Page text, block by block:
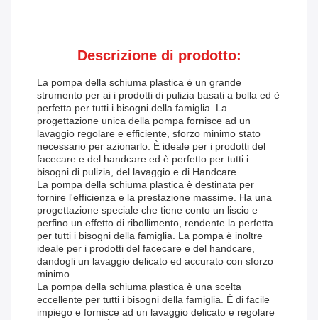
Descrizione di prodotto:
La pompa della schiuma plastica è un grande
strumento per ai i prodotti di pulizia basati a bolla ed è
perfetta per tutti i bisogni della famiglia. La
progettazione unica della pompa fornisce ad un
lavaggio regolare e efficiente, sforzo minimo stato
necessario per azionarlo. È ideale per i prodotti del
facecare e del handcare ed è perfetto per tutti i
bisogni di pulizia, del lavaggio e di Handcare.
La pompa della schiuma plastica è destinata per
fornire l'efficienza e la prestazione massime. Ha una
progettazione speciale che tiene conto un liscio e
perfino un effetto di ribollimento, rendente la perfetta
per tutti i bisogni della famiglia. La pompa è inoltre
ideale per i prodotti del facecare e del handcare,
dandogli un lavaggio delicato ed accurato con sforzo
minimo.
La pompa della schiuma plastica è una scelta
eccellente per tutti i bisogni della famiglia. È di facile
impiego e fornisce ad un lavaggio delicato e regolare